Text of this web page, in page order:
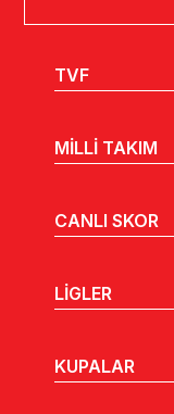
TVF
MİLLİ TAKIM
CANLI SKOR
LİGLER
KUPALAR